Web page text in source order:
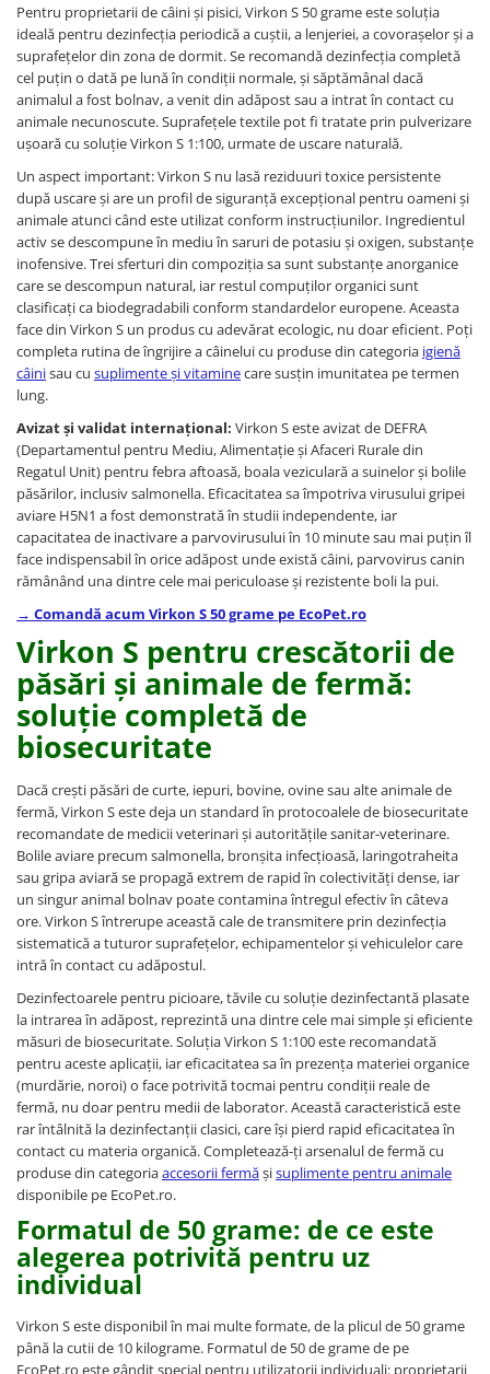
Pentru proprietarii de câini și pisici, Virkon S 50 grame este soluția
ideală pentru dezinfecția periodică a cuștii, a lenjeriei, a covorașelor și a
suprafețelor din zona de dormit. Se recomandă dezinfecția completă
cel puțin o dată pe lună în condiții normale, și săptămânal dacă
animalul a fost bolnav, a venit din adăpost sau a intrat în contact cu
animale necunoscute. Suprafețele textile pot fi tratate prin pulverizare
ușoară cu soluție Virkon S 1:100, urmate de uscare naturală.
Un aspect important: Virkon S nu lasă reziduuri toxice persistente
după uscare și are un profil de siguranță excepțional pentru oameni și
animale atunci când este utilizat conform instrucțiunilor. Ingredientul
activ se descompune în mediu în saruri de potasiu și oxigen, substanțe
inofensive. Trei sferturi din compoziția sa sunt substanțe anorganice
care se descompun natural, iar restul compuților organici sunt
clasificați ca biodegradabili conform standardelor europene. Aceasta
face din Virkon S un produs cu adevărat ecologic, nu doar eficient. Poți
completa rutina de îngrijire a câinelui cu produse din categoria igienă
câinisau cu suplimente și vitaminecare susțin imunitatea pe termen
lung.
Avizat și validat internațional: Virkon S este avizat de DEFRA
(Departamentul pentru Mediu, Alimentație și Afaceri Rurale din
Regatul Unit) pentru febra aftoasă, boala veziculară a suinelor și bolile
păsărilor, inclusiv salmonella. Eficacitatea sa împotriva virusului gripei
aviare H5N1 a fost demonstrată în studii independente, iar
capacitatea de inactivare a parvovirusului în 10 minute sau mai puțin îl
face indispensabil în orice adăpost unde există câini, parvovirus canin
rămânând una dintre cele mai periculoase și rezistente boli la pui.
→ Comandă acum Virkon S 50 grame pe EcoPet.ro
Virkon S pentru crescătorii de
păsări și animale de fermă:
soluție completă de
biosecuritate
Dacă crești păsări de curte, iepuri, bovine, ovine sau alte animale de
fermă, Virkon S este deja un standard în protocoalele de biosecuritate
recomandate de medicii veterinari și autoritățile sanitar-veterinare.
Bolile aviare precum salmonella, bronșita infecțioasă, laringotraheita
sau gripa aviară se propagă extrem de rapid în colectivități dense, iar
un singur animal bolnav poate contamina întregul efectiv în câteva
ore. Virkon S întrerupe această cale de transmitere prin dezinfecția
sistematică a tuturor suprafețelor, echipamentelor și vehiculelor care
intră în contact cu adăpostul.
Dezinfectoarele pentru picioare, tăvile cu soluție dezinfectantă plasate
la intrarea în adăpost, reprezintă una dintre cele mai simple și eficiente
măsuri de biosecuritate. Soluția Virkon S 1:100 este recomandată
pentru aceste aplicații, iar eficacitatea sa în prezența materiei organice
(murdărie, noroi) o face potrivită tocmai pentru condiții reale de
fermă, nu doar pentru medii de laborator. Această caracteristică este
rar întâlnită la dezinfectanții clasici, care își pierd rapid eficacitatea în
contact cu materia organică. Completează-ți arsenalul de fermă cu
produse din categoriaaccesorii fermășisuplimente pentru animale
disponibile pe EcoPet.ro.
Formatul de 50 grame: de ce este
alegerea potrivită pentru uz
individual
Virkon S este disponibil în mai multe formate, de la plicul de 50 grame
până la cutii de 10 kilograme. Formatul de 50 de grame de pe
EcoPet.ro este gândit special pentru utilizatorii individuali: proprietarii